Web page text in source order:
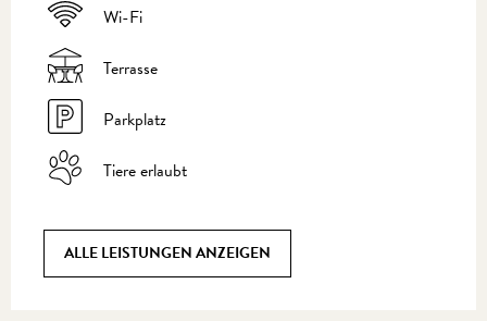
Wi-Fi
Terrasse
Parkplatz
Tiere erlaubt
ALLE LEISTUNGEN ANZEIGEN